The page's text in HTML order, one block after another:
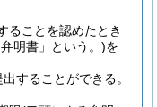
ることを認めたとき
明書」という。)を
することができる。